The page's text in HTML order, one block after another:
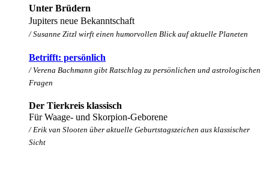
Unter Brüdern
Jupiters neue Bekanntschaft
/ Susanne Zitzl wirft einen humorvollen Blick auf aktuelle Planeten
Betrifft: persönlich
/ Verena Bachmann gibt Ratschlag zu persönlichen und astrologischen
Fragen
Der Tierkreis klassisch
Für Waage- und Skorpion-Geborene
/ Erik van Slooten über aktuelle Geburtstagszeichen aus klassischer
Sicht